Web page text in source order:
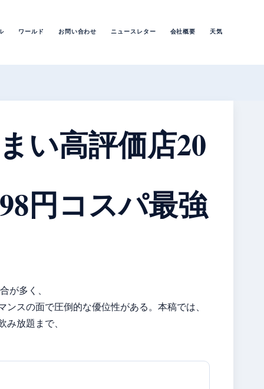
ワールド お問い合わせ ニュースレター 会社概要 天気
い高評価店20
円コスパ最強
が多く、
スの面で圧倒的な優位性がある。本稿では、
放題まで、